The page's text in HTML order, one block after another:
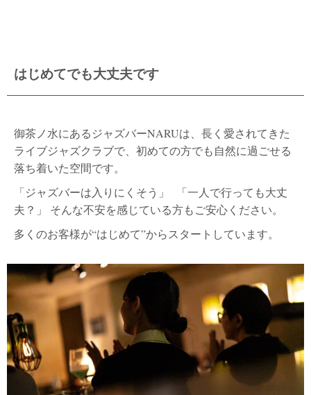
はじめてでも大丈夫です
御茶ノ水にあるジャズバーNARUは、長く愛されてきた
ライブジャズクラブで、初めての方でも自然に過ごせる
落ち着いた空間です。
「ジャズバーは入りにくそう」 「一人で行っても大丈
夫？」 そんな不安を感じている方もご安心ください。
多くのお客様が“はじめて”からスタートしています。